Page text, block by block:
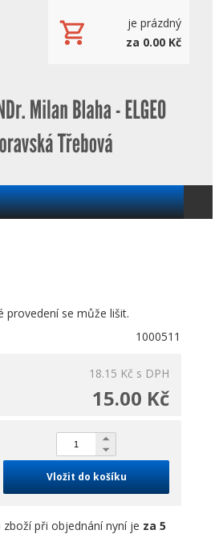
je prázdný
za 0.00 Kč
provedení se může lišit.
1000511
18.15 Kč s DPH
15.00 Kč
Vložit do košíku
při objednání nyní je za 5